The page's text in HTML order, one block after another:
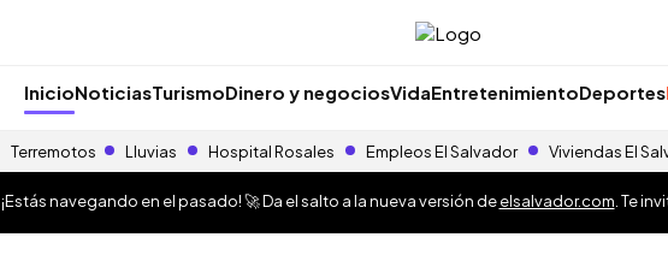
InicioNoticiasTurismoDinero y negociosVidaEntretenimientoDeportes
Terremotos Lluvias Hospital Rosales Empleos El Salvador Viviendas El
¡Estás navegando en el pasado! 🚀 Da el salto a la nueva versión deelsalvador.com . Te